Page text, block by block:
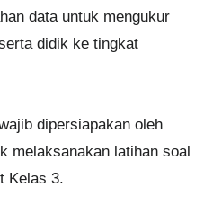
data untuk mengukur
didik ke tingkat
dipersiapakan oleh
melaksanakan latihan soal
Kelas 3.